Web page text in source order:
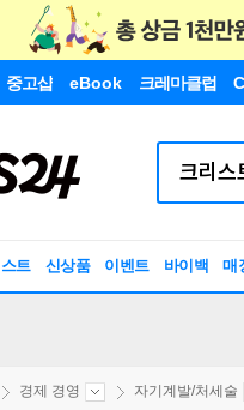
중고샵 eBook 크레마클럽
트 신상품 이벤트 바이백 매
경제 경영 자기계발/처세술